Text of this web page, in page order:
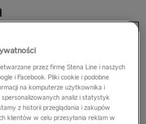
na północno-wschodnim
w północnej Danii.
Göteborgu do
a także oddal się nieco
przez firmę Stena Line i naszych
i Facebook. Pliki cookie i podobne
na komputerze użytkownika i
analiz i statystyk
z historii przeglądania i zakupów
klientów w celu przesyłania reklam w